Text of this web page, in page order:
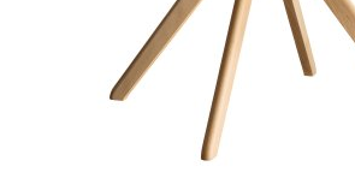
Bänke & Liegen